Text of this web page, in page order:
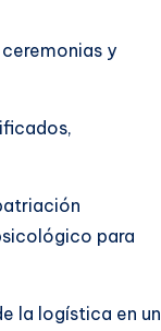
y
para
la logística en un